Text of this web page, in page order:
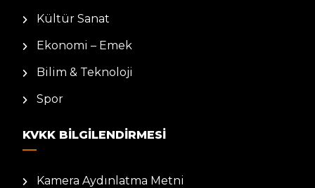
Kültür Sanat
Ekonomi – Emek
Bilim & Teknoloji
Spor
KVKK BILGILENDIRMESI
Kamera Aydınlatma Metni